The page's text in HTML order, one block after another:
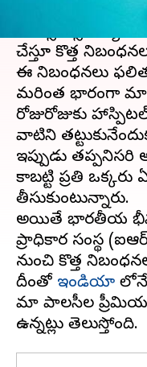
బీమా సంస్థలు తమ
ఇన్సూరెన్స్
చేస్తూ కొత్త
ఈ నిబంధనలు
మరింత భారంగా
రోజురోజుకు
వాటిని
ఇప్పుడు
కాబట్టి ప్రతి
తీసుకుంటున్నారు.
అయితే భారతీయ భీమా
ప్రాధికార సంస్థ
నుంచి కొత్త
దీంతో ఇండియా లోనే
బీమా పాలసీల